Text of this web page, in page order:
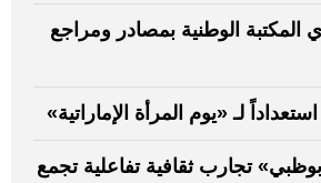
المكتبة الوطنية بمصادر ومراجع
لـ «يوم المرأة الإماراتية»
تجارب ثقافية تفاعلية تجمع